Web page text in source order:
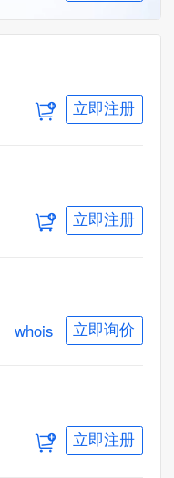
立即注册
立即注册
whois 立即询价
立即注册